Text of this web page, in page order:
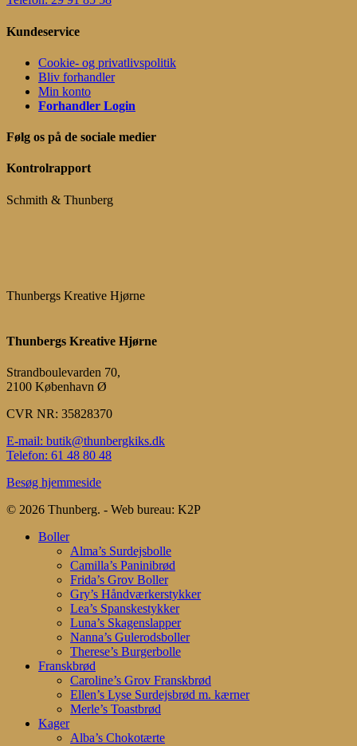
Kundeservice
Cookie- og privatlivspolitik
Bliv forhandler
Min konto
Forhandler Login
Følg os på de sociale medier
Kontrolrapport
Schmith & Thunberg
Thunbergs Kreative Hjørne
Thunbergs Kreative Hjørne
Strandboulevarden 70,
2100 København Ø
CVR NR: 35828370
E-mail: butik@thunbergkiks.dk
Telefon: 61 48 80 48
Besøg hjemmeside
© 2026 Thunberg. - Web bureau: K2P
Close
Boller
Alma’s Surdejsbolle
Camilla’s Paninibrød
Frida’s Grov Boller
Gry’s Håndværkerstykker
Lea’s Spanskestykker
Luna’s Skagenslapper
Nanna’s Gulerodsboller
Therese’s Burgerbolle
Franskbrød
Caroline’s Grov Franskbrød
Ellen’s Lyse Surdejsbrød m. kærner
Merle’s Toastbrød
Kager
Alba’s Chokotærte